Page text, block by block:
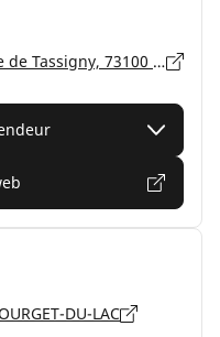
17 Boulevard Maréchal de Lattre de Tassigny, 73100 AIX-LES-BAINS
DU-LAC